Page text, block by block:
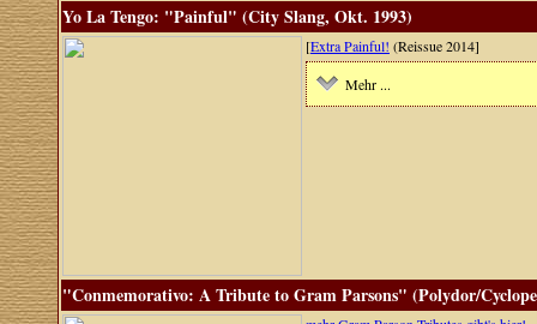
Yo La Tengo: "Painful" (City Slang, Okt. 1993)
[Extra Painful! (Reissue 2014]
Mehr ...
"Conmemorativo: A Tribute to Gram Parsons" (Polydor/